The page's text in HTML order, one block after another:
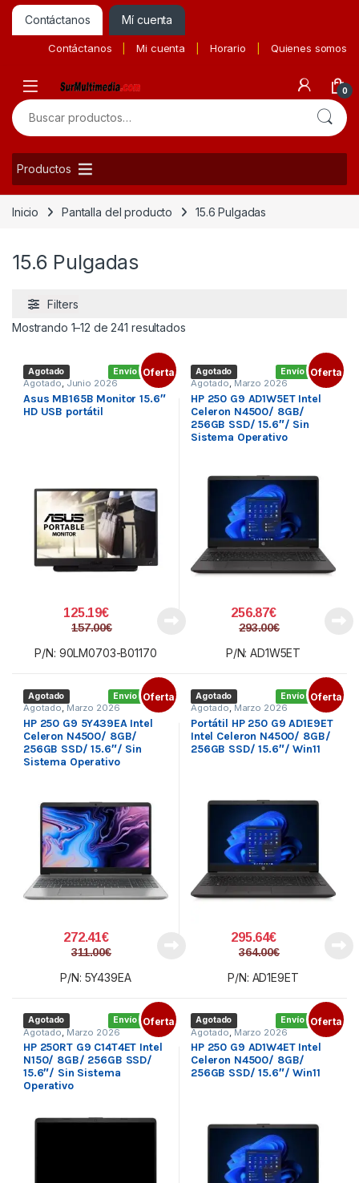
Contáctanos Mí cuenta
Contáctanos Mi cuenta Horario Quienes somos
0
Buscar por:
Productos
Inicio Pantalla del producto 15.6 Pulgadas
15.6 Pulgadas
Filters
Mostrando 1–12 de 241 resultadosOrdenado por precio: bajo a alto
Envío gratis
Agotado Oferta
Agotado, Junio 2026
Asus MB165B Monitor 15.6″
HD USB portátil
125.19€
157.00€
P/N: 90LM0703-B01170
Envío gratis
Agotado Oferta
Agotado, Marzo 2026
HP 250 G9 AD1W5ET Intel
Celeron N4500/ 8GB/
256GB SSD/ 15.6″/ Sin
Sistema Operativo
256.87€
293.00€
P/N: AD1W5ET
Envío gratis
Agotado Oferta
Agotado,Marzo 2026
HP 250 G9 5Y439EA Intel
Celeron N4500/ 8GB/
256GB SSD/ 15.6″/ Sin
Sistema Operativo
272.41€
311.00€
P/N: 5Y439EA
Envío gratis
Agotado Oferta
Agotado,Marzo 2026
Portátil HP 250 G9 AD1E9ET
Intel Celeron N4500/ 8GB/
256GB SSD/ 15.6″/ Win11
295.64€
364.00€
P/N: AD1E9ET
Envío gratis
Agotado Oferta
Agotado,Marzo 2026
HP 250RT G9 C14T4ET Intel
N150/ 8GB/ 256GB SSD/
15.6″/ Sin Sistema
Operativo
Envío gratis
Agotado Oferta
Agotado,Marzo 2026
HP 250 G9 AD1W4ET Intel
Celeron N4500/ 8GB/
256GB SSD/ 15.6″/ Win11